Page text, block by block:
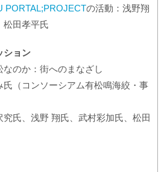
PORTAL;PROJECTの活動：浅野翔
松田孝平氏
ション
なのか：街へのまなざし
氏（コンソーシアム有松鳴海絞・事
氏、浅野 翔氏、武村彩加氏、松田